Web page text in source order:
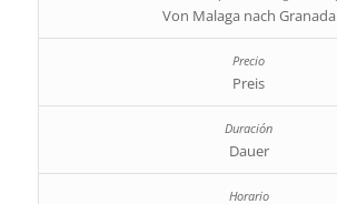
Von Malaga nach Granada
Preis
Dauer